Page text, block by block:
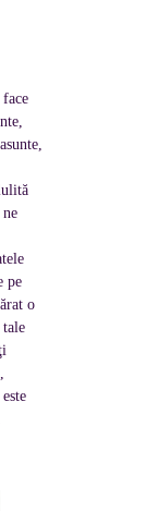
pe
o
tale